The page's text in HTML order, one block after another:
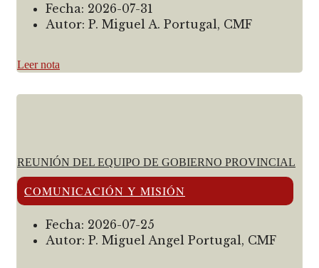
Fecha: 2026-07-31
Autor: P. Miguel A. Portugal, CMF
Leer nota
REUNIÓN DEL EQUIPO DE GOBIERNO PROVINCIAL
COMUNICACIÓN Y MISIÓN
Fecha: 2026-07-25
Autor: P. Miguel Angel Portugal, CMF